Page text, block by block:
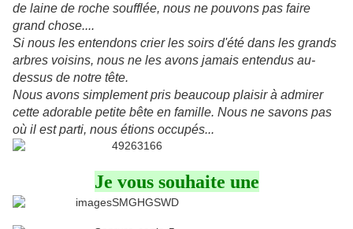
de laine de roche soufflée, nous ne pouvons pas faire
grand chose....
Si nous les entendons crier les soirs d'été dans les grands
arbres voisins, nous ne les avons jamais entendus au-
dessus de notre tête.
Nous avons simplement pris beaucoup plaisir à admirer
cette adorable petite bête en famille. Nous ne savons pas
où il est parti, nous étions occupés...
Je vous souhaite une